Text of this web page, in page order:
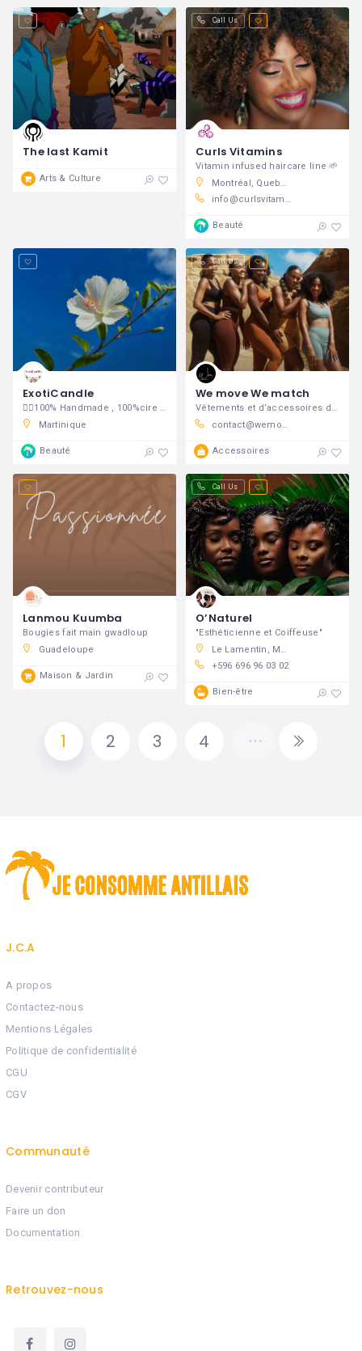
The last Kamit
Arts & Culture
Call Us
Curls Vitamins
Vitamin infused haircare line 🌱
Montréal, Quebec, Canada
info@curlsvitamins.com
Beauté
ExotiCandle
Martinique
Beauté
Call Us
We move We match
contact@wemovewematch.com
Accessoires
Lanmou Kuumba
Bougies fait main gwadloup
Guadeloupe
Maison & Jardin
Call Us
O’Naturel
"Esthéticienne et Coiffeuse"
Le Lamentin, Martinique
+596 696 96 03 02
Bien-être
1 2 3 4
J.C.A
A propos
Contactez-nous
Mentions Légales
Politique de confidentialité
CGU
CGV
Communauté
Devenir contributeur
Faire un don
Documentation
Retrouvez-nous